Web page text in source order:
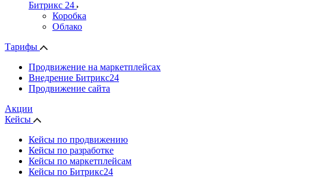
Битрикс 24
Коробка
Облако
Тарифы
Продвижение на маркетплейсах
Внедрение Битрикс24
Продвижение сайта
Акции
Кейсы
Кейсы по продвижению
Кейсы по разработке
Кейсы по маркетплейсам
Кейсы по Битрикс24